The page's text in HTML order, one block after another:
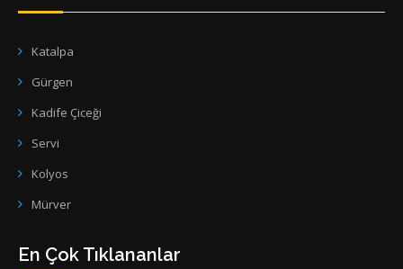
Katalpa
Gürgen
Kadife Çiceği
Servi
Kolyos
Mürver
En Çok Tıklananlar